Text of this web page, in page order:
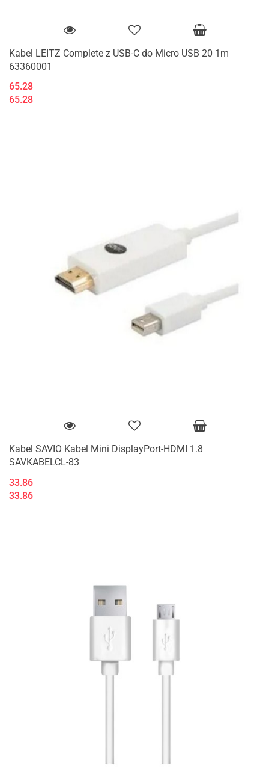
Kabel LEITZ Complete z USB-C do Micro USB 20 1m
63360001
65.28
65.28
Kabel SAVIO Kabel Mini DisplayPort-HDMI 1.8
SAVKABELCL-83
33.86
33.86